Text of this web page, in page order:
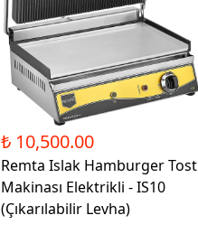
₺ 10,500.00
Remta Islak Hamburger Tost
Makinası Elektrikli - IS10
(Çıkarılabilir Levha)